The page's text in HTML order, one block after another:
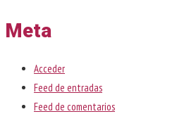
Meta
Acceder
Feed de entradas
Feed de comentarios